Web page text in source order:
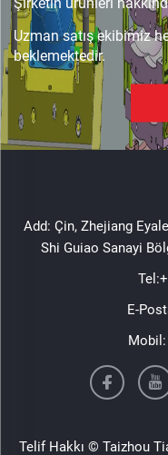
Uzman satış ekibimiz
beklemektedir.
Add: Çin, Zhejiang
Shi Guiao Sanayi
Tel:
E-
Mobil:
Telif Hakkı © Taizhou